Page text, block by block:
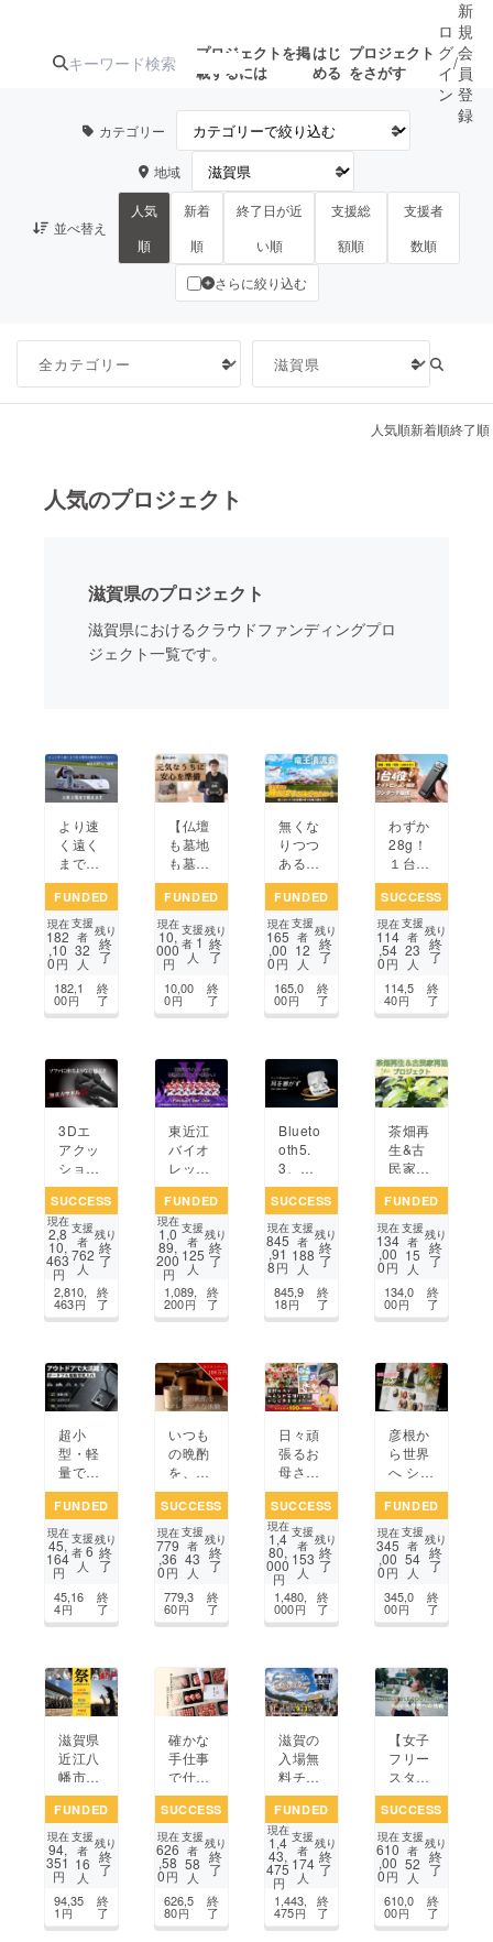
プロジェクトを掲
載するには
はじ
める
プロジェクト
をさがす
注目のリ
ターン
注目の新着プロ
ジェクト
募集終了が近いプ
ロジェクト
もうすぐ公開
されます
アート・写真
テクノロジー・ガジェット ゲーム・サ
CAMPFIRE for Social Good
CAMPFIREふるさと納税 machi-ya コミュニティ
ロ
グ
イ
ン
/
新
規
会
員
登
録
カテゴリー
地域
並べ替え
人気
順
新着
順
終了日が近
い順
支援総
額順
支援者
数順
さらに絞り込む
人気順新着順終了順
人気のプロジェクト
滋賀県のプロジェクト
滋賀県におけるクラウドファンディングプロ
ジェクト一覧です。
より速
く遠く
まで走
る電気
自動車
を作り
たい！
龍谷
大学の
Ene-1
挑戦
FUNDED
現在
182
,10
0円
支援
者
32
人
残り
終
了
182,1
00円
終
了
【仏壇
も墓地
も墓参
りにも
困らな
い】自
宅に置
けるお
うちは
かで高
齢化社
い
FUNDED
現在
10,
000
円
支援
者1
人
残り
終
了
10,00
0円
終
了
無くな
りつつ
ある鯉
のぼり
を取り
戻そ
う！善
光寺川
に鯉の
ぼりを
泳がせ
FUNDED
現在
165
,00
0円
支援
者
12
人
残り
終
了
165,0
00円
終
了
わずか
28g！
１台4
役！19
20P超
高性能
ポータ
ブルレ
コー
ダーA1
3
SUCCESS
現在
114
,54
0円
支援
者
23
人
残り
終
了
114,5
40円
終
了
3Dエ
アクッ
ション
が衝撃
吸収！
もうお
尻が痛
くなら
ない自
転車ラ
イフは
で
SUCCESS
現在
2,8
10,
463
円
支援
者
762
人
残り
終
了
2,810,
463円
終
了
東近江
バイオ
レッツ
情熱を
胸に日
本一奪
取へ！
Passio
n for O
ne！
FUNDED
現在
1,0
89,
200
円
支援
者
125
人
残り
終
了
1,089,
200円
終
了
Blueto
oth5.
3、耳
を塞が
ない完
全ワイ
ヤレス
イヤホ
ンBT5
00
SUCCESS
現在
845
,91
8円
支援
者
188
人
残り
終
了
845,9
18円
終
了
茶畑再
生&古
民家再
活プロ
ジェク
ト！！
FUNDED
現在
134
,00
0円
支援
者
15
人
残り
終
了
134,0
00円
終
了
超小
型・軽
量で持
ち運び
が簡
単！
ポータ
ブル電
動空気
入れ
「TP0
FUNDED
現在
45,
164
円
支援
者6
人
残り
終
了
45,16
4円
終
了
いつも
の晩酌
を、プ
レミア
ムな体
験へ 7
8mmプ
ロジェ
クト
SUCCESS
現在
779
,36
0円
支援
者
43
人
残り
終
了
779,3
60円
終
了
日々頑
張るお
母さん
へ 発
酵の力
でみん
なが笑
顔にな
るレシ
ピ本を
作りた
SUCCESS
現在
1,4
80,
000
円
支援
者
153
人
残り
終
了
1,480,
000円
終
了
彦根か
ら世界
へ シン
グルマ
ザーが
ジャパ
ンエキ
スポパ
リ202
3へ挑
戦
FUNDED
現在
345
,00
0円
支援
者
54
人
残り
終
了
345,0
00円
終
了
滋賀県
近江八
幡市で
開催さ
れる近
江八幡
ダンス
フェス
ティバ
ルを大
成功さ
FUNDED
現在
94,
351
円
支援
者
16
人
残り
終
了
94,35
1 円
終
了
確かな
手仕事
で仕込
む、最
高の近
江牛体
験を。
「かね
きち山
本。」
新ブラ
SUCCESS
現在
626
,58
0円
支援
者
58
人
残り
終
了
626,5
80円
終
了
滋賀の
入場無
料チャ
リ
ティー
ロック
フェス
【セブ
ザバ】
を成
功・存
FUNDED
現在
1,4
43,
475
円
支援
者
174
人
残り
終
了
1,443,
475円
終
了
【女子
フリー
スタイ
ルフッ
トボー
ル】21
歳moe
-K、世
界への
挑戦！
SUCCESS
現在
610
,00
0円
支援
者
52
人
残り
終
了
610,0
00円
終
了